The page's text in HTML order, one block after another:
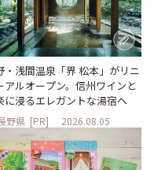
・浅間温泉「界 松本」がリニ
アルオープン。信州ワインと
に浸るエレガントな湯宿へ
野県 [PR] 2026.08.05